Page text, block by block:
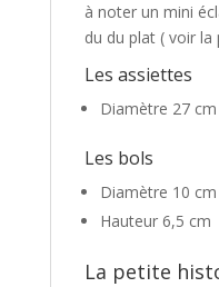
à noter un mini
du du plat ( voir la
Les assiettes
Diamètre 27 cm
Les bols
Diamètre 10 cm
Hauteur 6,5 cm
La petite